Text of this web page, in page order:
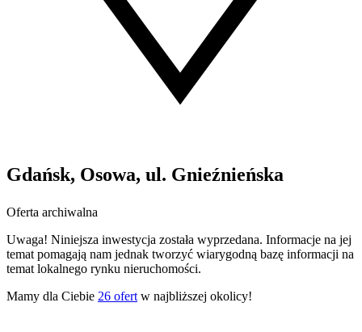
Gdańsk, Osowa, ul. Gnieźnieńska
Oferta archiwalna
Uwaga! Niniejsza inwestycja została wyprzedana. Informacje na jej
temat pomagają nam jednak tworzyć wiarygodną bazę informacji na
temat lokalnego rynku nieruchomości.
Mamy dla Ciebie 26 ofert w najbliższej okolicy!